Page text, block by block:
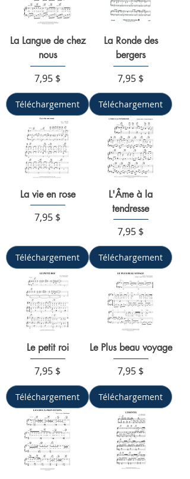
La Langue de chez
nous
Prix
7,95 $
Téléchargement
La Ronde des
bergers
Prix
7,95 $
Téléchargement
La vie en rose
Prix
7,95 $
Téléchargement
L'Âme à la
tendresse
Prix
7,95 $
Téléchargement
Le petit roi
Prix
7,95 $
Téléchargement
Le Plus beau voyage
Prix
7,95 $
Téléchargement